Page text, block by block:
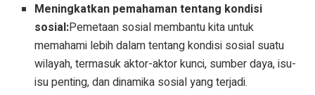
Meningkatkan pemahaman tentang kondisi
sosial:Pemetaan sosial membantu kita untuk
memahami lebih dalam tentang kondisi sosial suatu
wilayah, termasuk aktor-aktor kunci, sumber daya, isu-
isu penting, dan dinamika sosial yang terjadi.